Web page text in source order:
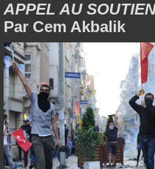
APPEL AU
Par Cem Akbalik